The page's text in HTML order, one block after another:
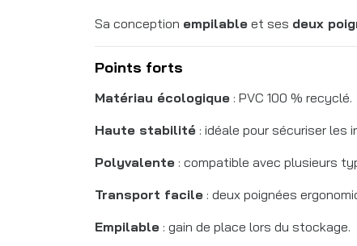
Sa conception empilable et ses deux
Points forts
Matériau écologique : PVC 100 % recyclé.
Haute stabilité : idéale pour sécuriser les
Polyvalente : compatible avec plusieurs
Transport facile : deux poignées
Empilable : gain de place lors du stockage.